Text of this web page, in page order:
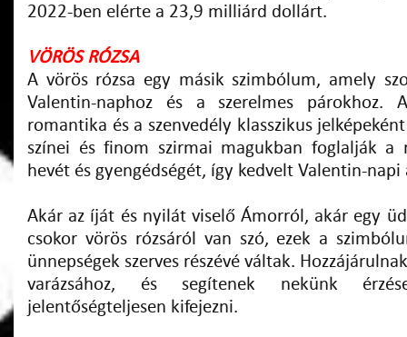
2022-ben elérte a 23,9 milliárd dollárt.
VÖRÖS RÓZSA
A vörös rózsa egy másik szimbólum, amely
Valentin-naphoz és a szerelmes párokhoz.
romantika és a szenvedély klasszikus
színei és finom szirmai magukban foglalják a
hevét és gyengédségét, így kedvelt Valentin-napi
Akár az íját és nyilát viselő Ámorról, akár egy
csokor vörös rózsáról van szó, ezek a
ünnepségek szerves részévé váltak.
varázsához, és segítenek nekünk
jelentőségteljesen kifejezni.